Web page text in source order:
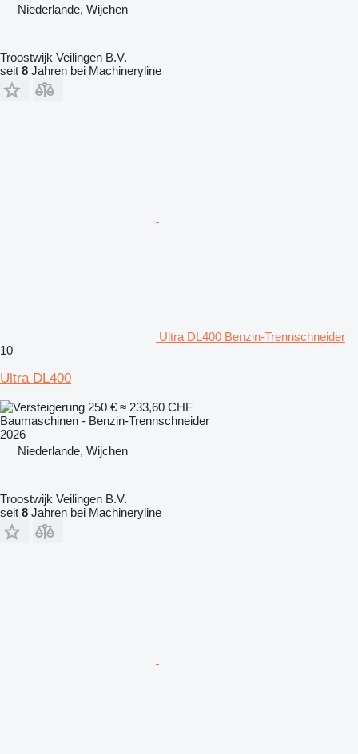
Niederlande, Wijchen
Troostwijk Veilingen B.V.
seit 8 Jahren bei Machineryline
Ultra DL400 Benzin-Trennschneider
10
Ultra DL400
250 € ≈ 233,60 CHF
Baumaschinen - Benzin-Trennschneider
2026
Niederlande, Wijchen
Troostwijk Veilingen B.V.
seit 8 Jahren bei Machineryline